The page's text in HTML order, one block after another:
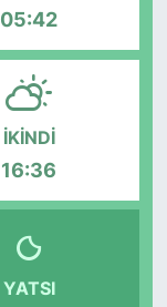
05:42
İKINDI
16:36
YATSI